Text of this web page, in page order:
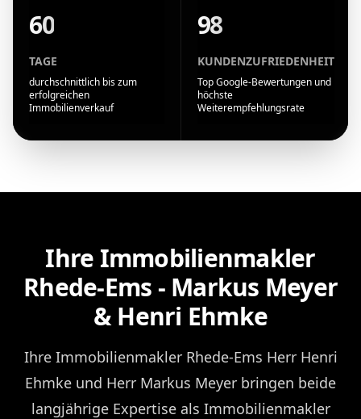
60
TAGE
durchschnittlich bis zum
erfolgreichen
Immobilienverkauf
98
KUNDENZUFRIEDENHEIT
Top Google-Bewertungen und
höchste
Weiterempfehlungsrate
Ihre Immobilienmakler
Rhede-Ems - Markus Meyer
& Henri Ehmke
Ihre Immobilienmakler Rhede-Ems Herr Henri
Ehmke und Herr Markus Meyer bringen beide
langjährige Expertise als Immobilienmakler